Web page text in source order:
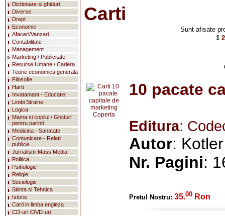
Carti
Sunt afisate
1 2
10 pacate
Editura:
Autor:
Nr. Pagini:
Pretul Nostru: 35.00 Ron
Dictionare si ghiduri
Diverse
Drept
Economie
Afaceri/Vanzari
Contabilitate
Management
Marketing / Publicitate
Resurse Umane / Cariera
Teorie economica generala
Filosofie
Harti
Invatamant - Educatie
Limbi Straine
Logica
Mama si copilul / Ghiduri
pentru parinti
Medicina - Sanatate
Comunicare - Relatii
publice
Jurnalism-Mass Media
Politica
Psihologie
Religie
Sociologie
Stiinta si Tehnica
Istorie
Carti in limba engleza
CD-uri /DVD-uri